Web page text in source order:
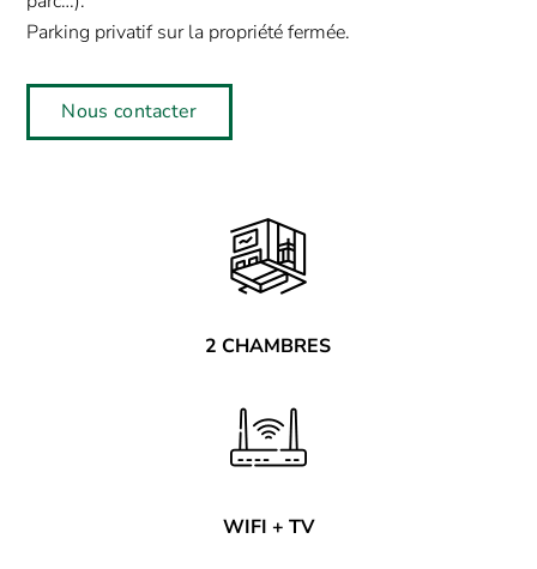
Parking privatif sur la propriété fermée.
Nous contacter
2 CHAMBRES
WIFI + TV